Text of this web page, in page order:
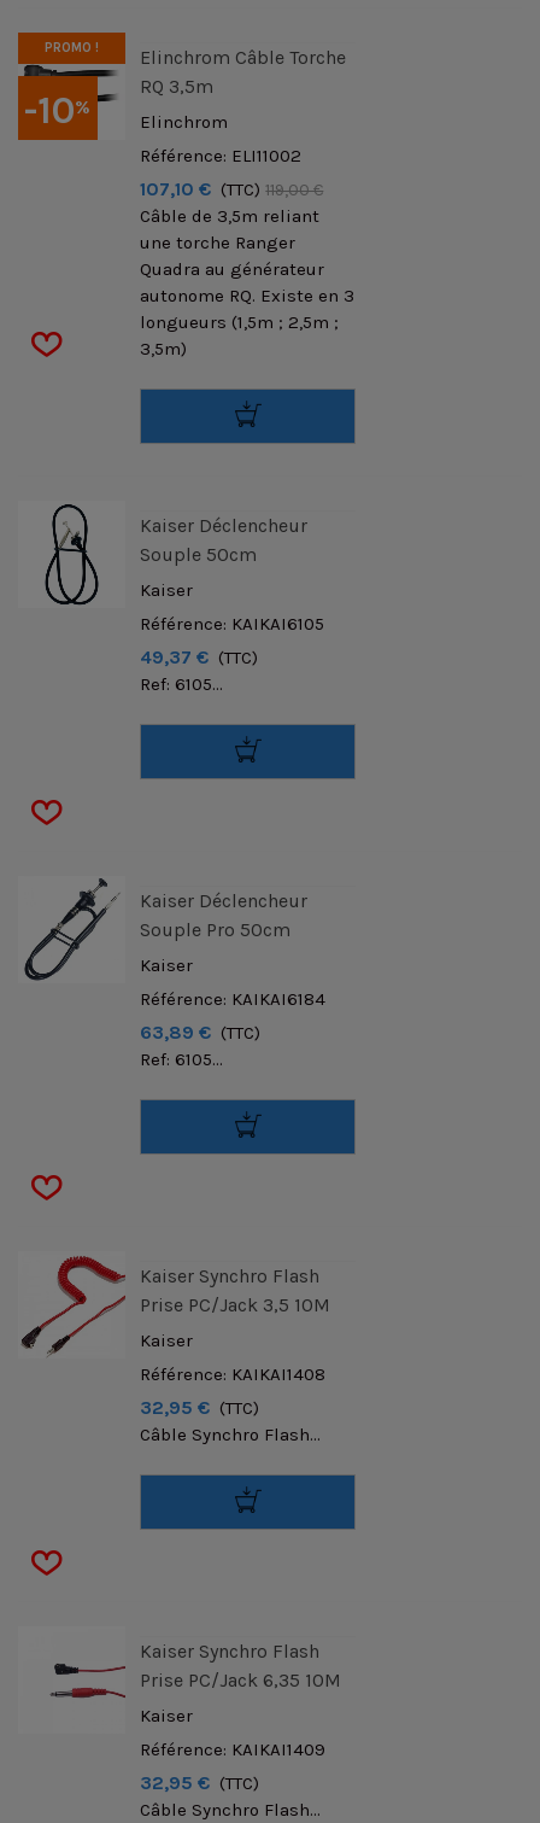
-10%
PROMO !
Elinchrom Câble Torche
RQ 3,5m
Elinchrom
Référence: ELI11002
107,10 € (TTC) 119,00 €
Câble de 3,5m reliant
une torche Ranger
Quadra au générateur
autonome RQ. Existe en 3
longueurs (1,5m ; 2,5m ;
3,5m)
Kaiser Déclencheur
Souple 50cm
Kaiser
Référence: KAIKAI6105
49,37 € (TTC)
Ref: 6105...
Kaiser Déclencheur
Souple Pro 50cm
Kaiser
Référence: KAIKAI6184
63,89 € (TTC)
Ref: 6105...
Kaiser Synchro Flash
Prise PC/Jack 3,5 10M
Kaiser
Référence: KAIKAI1408
32,95 € (TTC)
Câble Synchro Flash...
Kaiser Synchro Flash
Prise PC/Jack 6,35 10M
Kaiser
Référence: KAIKAI1409
32,95 € (TTC)
Câble Synchro Flash...